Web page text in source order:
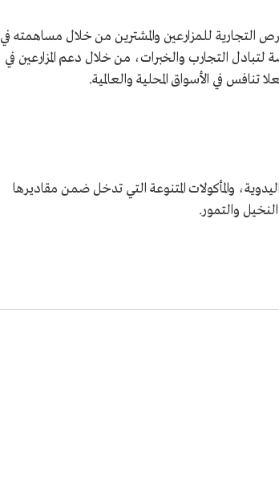
التجارية للمزارعين والمشترين من خلال مساهمته في
التجارب والخبرات، من خلال دعم المزارعين في
تنافس في الأسواق المحلية والعالمية.
والمأكولات المتنوعة التي تدخل ضمن مقاديرها
النخيل والتمور.